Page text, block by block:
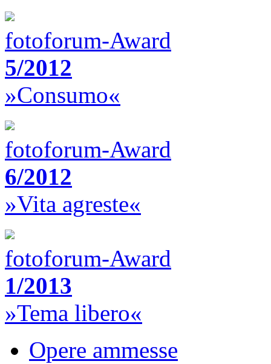
fotoforum-Award
5/2012
»Consumo«
fotoforum-Award
6/2012
»Vita agreste«
fotoforum-Award
1/2013
»Tema libero«
Opere ammesse